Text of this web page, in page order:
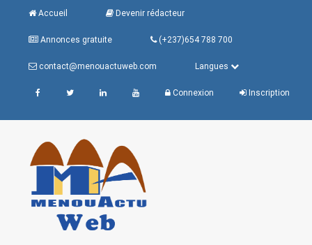
Accueil Devenir rédacteur
Annonces gratuite (+237)654 788 700
contact@menouactuweb.com Langues
Connexion Inscription